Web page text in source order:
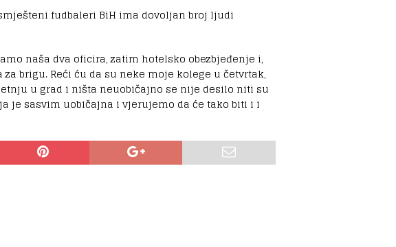
fudbaleri BiH ima dovoljan broj ljudi
naša dva oficira, zatim hotelsko obezbjeđenje i,
brigu. Reći ću da su neke moje kolege u četvrtak,
u grad i ništa neuobičajno se nije desilo niti su
je sasvim uobičajna i vjerujemo da će tako biti i i